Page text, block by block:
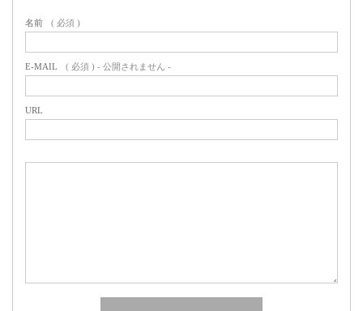
名前 ( 必須 )
E-MAIL ( 必須 ) - 公開されません -
URL